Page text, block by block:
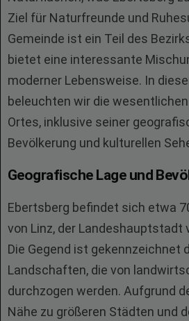
Ziel für Naturfreunde und
Gemeinde ist ein Teil des
bietet eine interessante
moderner Lebensweise. In
beleuchten wir die
Ortes, inklusive seiner
Bevölkerung und kulturellen
Geografische Lage und
Ebertsberg befindet sich etwa
von Linz, der Landeshauptstadt
Die Gegend ist gekennzeichnet
Landschaften, die von
durchzogen werden. Aufgrund
Nähe zu größeren Städten und